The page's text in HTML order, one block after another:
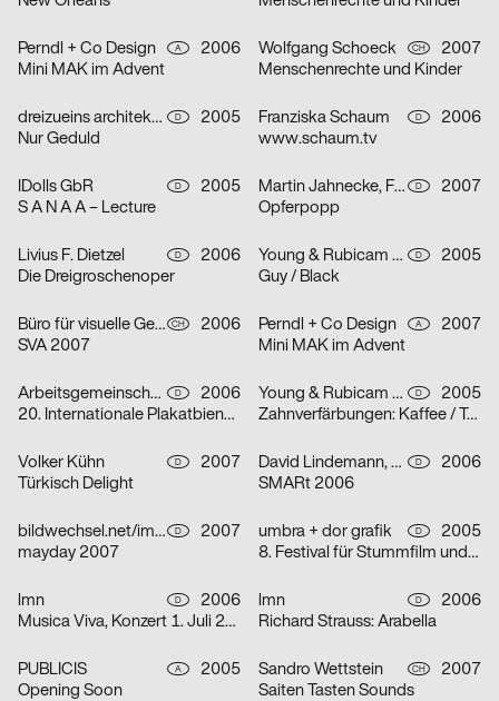
Perndl + Co Design A
2006
Mini MAK im Advent
Wolfgang Schoeck CH
2007
Menschenrechte und Kinder
dreizueins architekturdesigngrafik für Group.IE D
2005
Nur Geduld
Franziska Schaum D
2006
www.schaum.tv
IDolls GbR D
2005
S A N A A – Lecture
Martin Jahnecke, Friederike Kühne, Bastian Renner, Jana Steffen D
2007
Opferpopp
Livius F. Dietzel D
2006
Die Dreigroschenoper
Young & Rubicam GmbH & Co. KG D
2005
Guy / Black
Büro für visuelle Gestaltung: Kreis offen CH
2006
SVA 2007
Perndl + Co Design A
2007
Mini MAK im Advent
Arbeitsgemeinschaft für visuelle und verbale Kommunikation Uwe Loesch D
2006
20. Internationale Plakatbiennale Warschau
Young & Rubicam GmbH & Co. KG D
2005
Zahnverfärbungen: Kaffee / Tee / Zigaretten
Volker Kühn D
2007
Türkisch Delight
David Lindemann, Matthias Wörle D
2006
SMARt 2006
bildwechsel.net/image-shift.net D
2007
mayday 2007
umbra + dor grafik D
2005
8. Festival für Stummfilm und Musik
lmn D
2006
Musica Viva, Konzert 1. Juli 2006
lmn D
2006
Richard Strauss: Arabella
PUBLICIS A
2005
Opening Soon
Sandro Wettstein CH
2007
Saiten Tasten Sounds